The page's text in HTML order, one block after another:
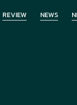
REVIEW NEWS